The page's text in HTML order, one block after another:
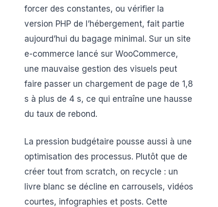
forcer des constantes, ou vérifier la
version PHP de l’hébergement, fait partie
aujourd’hui du bagage minimal. Sur un site
e-commerce lancé sur WooCommerce,
une mauvaise gestion des visuels peut
faire passer un chargement de page de 1,8
s à plus de 4 s, ce qui entraîne une hausse
du taux de rebond.
La pression budgétaire pousse aussi à une
optimisation des processus. Plutôt que de
créer tout from scratch, on recycle : un
livre blanc se décline en carrousels, vidéos
courtes, infographies et posts. Cette